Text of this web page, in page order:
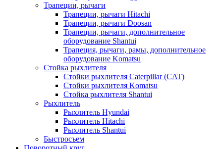
Трапеции, рычаги
Трапеции, рычаги Hitachi
Трапеции, рычаги Doosan
Трапеции, рычаги, дополнительное
оборудование Shantui
Трапеция, рычаги, рамы, дополнительное
оборудование Komatsu
Стойка рыхлителя
Стойки рыхлителя Caterpillar (CAT)
Стойки рыхлителя Komatsu
Стойка рыхлителя Shantui
Рыхлитель
Рыхлитель Hyundai
Рыхлитель Hitachi
Рыхлитель Shantui
Быстросъем